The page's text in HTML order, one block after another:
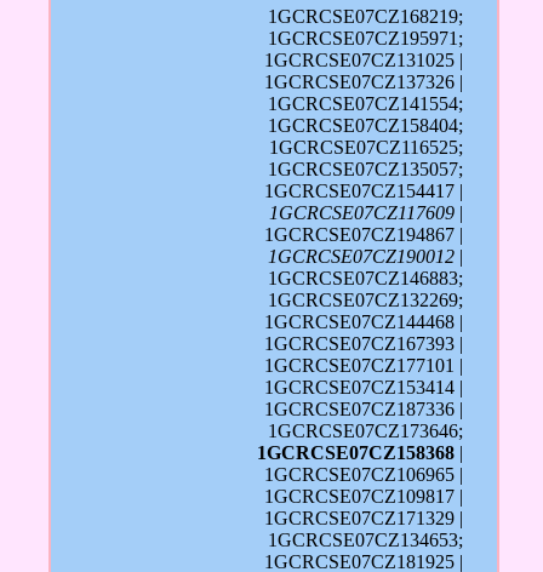
1GCRCSE07CZ168219;
1GCRCSE07CZ195971;
1GCRCSE07CZ131025 |
1GCRCSE07CZ137326 |
1GCRCSE07CZ141554;
1GCRCSE07CZ158404;
1GCRCSE07CZ116525;
1GCRCSE07CZ135057;
1GCRCSE07CZ154417 |
1GCRCSE07CZ117609 |
1GCRCSE07CZ194867 |
1GCRCSE07CZ190012 |
1GCRCSE07CZ146883;
1GCRCSE07CZ132269;
1GCRCSE07CZ144468 |
1GCRCSE07CZ167393 |
1GCRCSE07CZ177101 |
1GCRCSE07CZ153414 |
1GCRCSE07CZ187336 |
1GCRCSE07CZ173646;
1GCRCSE07CZ158368 |
1GCRCSE07CZ106965 |
1GCRCSE07CZ109817 |
1GCRCSE07CZ171329 |
1GCRCSE07CZ134653;
1GCRCSE07CZ181925 |